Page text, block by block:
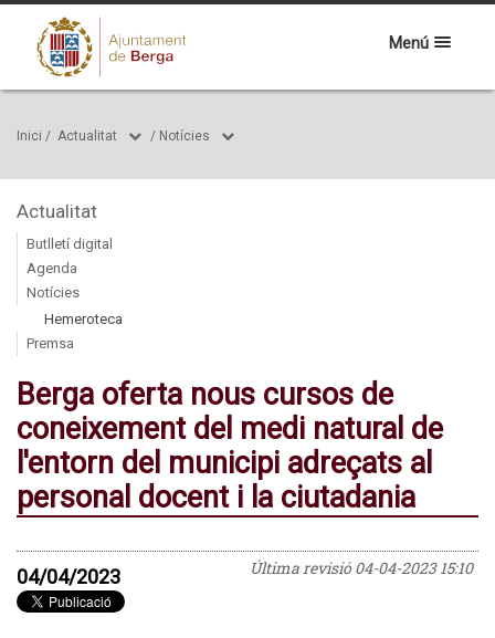
Menú
Inici / Actualitat / Notícies
Actualitat
Butlletí digital
Agenda
Notícies
Hemeroteca
Premsa
Berga oferta nous cursos de
coneixement del medi natural de
l'entorn del municipi adreçats al
personal docent i la ciutadania
Última revisió04-04-2023 15:10
04/04/2023